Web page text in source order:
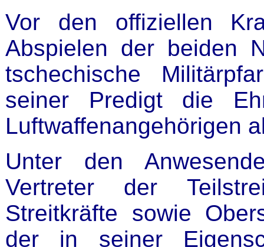
Vor den offiziellen
Abspielen der beiden
tschechische
seiner Predigt die
Luftwaffenangehörigen
Unter den
Vertreter der
Streitkräfte sowie
der in seiner